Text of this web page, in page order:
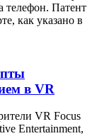
телефон. Патент
как указано в
в VR
VR Focus
Entertainment,